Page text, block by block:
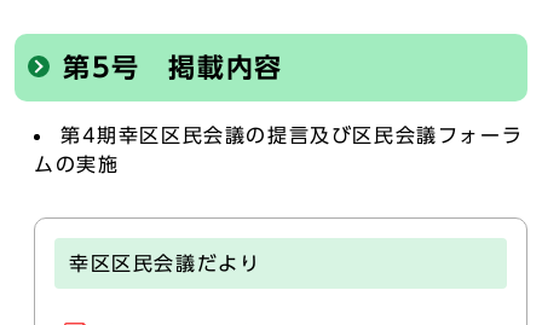
第5号 掲載内容
第4期幸区区民会議の提言及び区民会議フォーラ
ムの実施
幸区区民会議だより